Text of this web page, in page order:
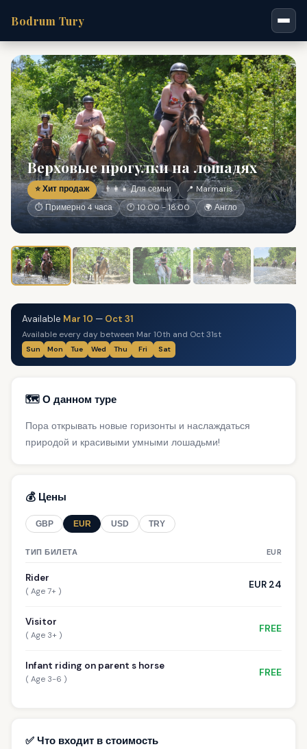
Bodrum Tury
Верховые прогулки на лошадях
⭐ Хит продаж 👨‍👩‍👧 Для семьи
📍 Marmaris
⏱ Примерно 4 часа
🕐 10:00 - 18:00 🌍 Англо
Available Mar 10 — Oct 31
Available every day between Mar 10th and Oct 31st
Sun Mon Tue Wed Thu Fri Sat
🗺️ О данном туре
Пора открывать новые горизонты и наслаждаться
природой и красивыми умными лошадьми!
💰 Цены
GBP EUR USD TRY
ТИП БИЛЕТА EUR
Rider
( Age 7+ )
EUR 24
Visitor
( Age 3+ )
FREE
Infant riding on parent s horse
( Age 3-6 )
FREE
✅ Что входит в стоимость